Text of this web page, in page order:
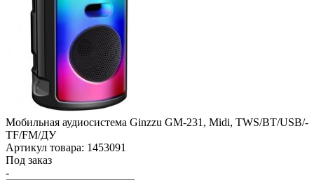
Мобильная аудиосистема Ginzzu GM-231, Midi, TWS/­BT/­USB/­
TF/­FM/­ДУ
Артикул товара: 1453091
Под заказ
-